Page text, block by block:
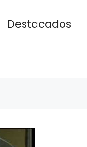
Destacados